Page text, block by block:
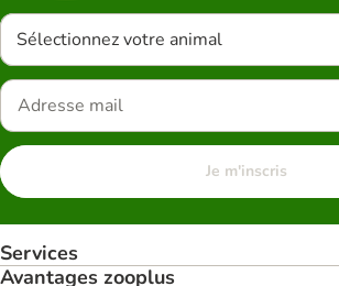
Sélectionnez votre animal
Je m'inscris
Services
Avantages zooplus